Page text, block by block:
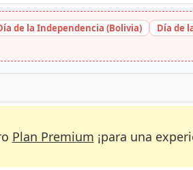
de la Independencia (Bolivia)
Día de
Plan Premium ¡para una